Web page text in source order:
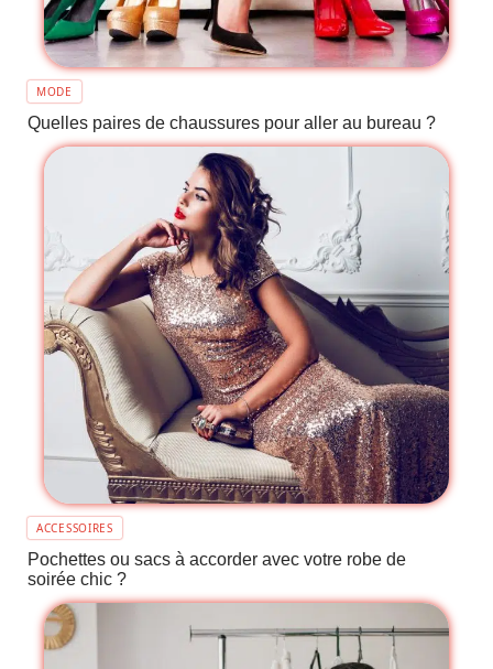
MODE
Quelles paires de chaussures pour aller au bureau ?
ACCESSOIRES
Pochettes ou sacs à accorder avec votre robe de
soirée chic ?